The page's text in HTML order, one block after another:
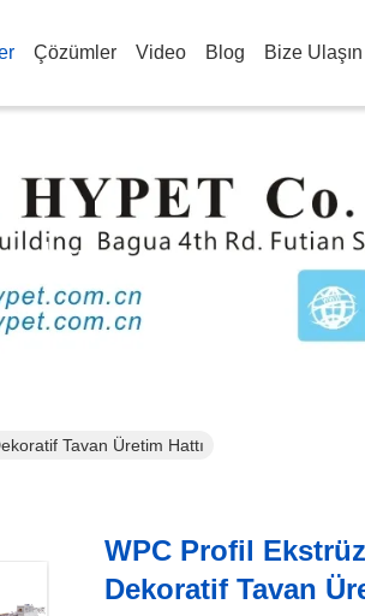
Çözümler Video Blog Bize Ulaşın
Tavan Üretim Hattı
WPC Profil
Dekoratif Tavan